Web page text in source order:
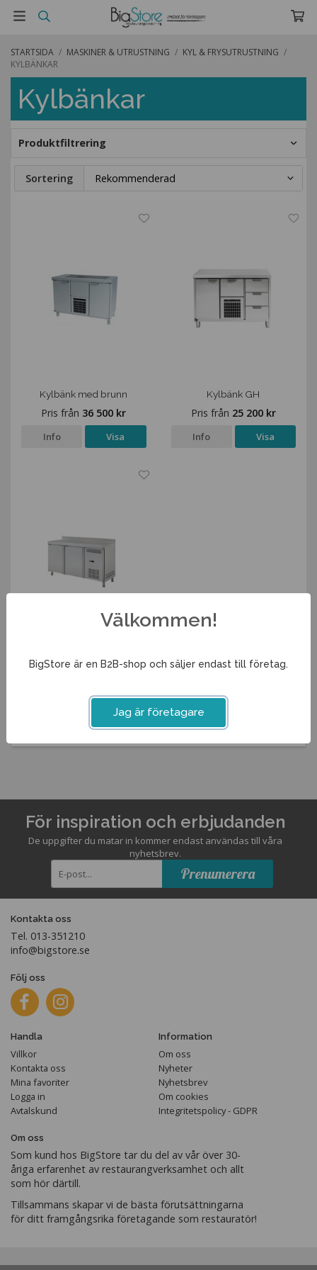
STARTSIDA / MASKINER & UTRUSTNING / KYL & FRYSUTRUSTNING /
KYLBÄNKAR
Kylbänkar
Produktfiltrering
Sortering
Kylbänk med brunn
Pris från 36 500 kr
Info Visa
Kylbänk GH
Pris från 25 200 kr
Info Visa
Pris från 25 100 kr
Visa
För inspiration och erbjudanden
De uppgifter du matar in kommer endast användas till våra
nyhetsbrev.
Prenumerera
Kontakta oss
Tel. 013-351210
info@bigstore.se
Följ oss
Handla
Villkor
Kontakta oss
Mina favoriter
Logga in
Avtalskund
Information
Om oss
Nyheter
Nyhetsbrev
Om cookies
Integritetspolicy - GDPR
Om oss
Som kund hos BigStore tar du del av vår över 30-
åriga erfarenhet av restaurangverksamhet och allt
som hör därtill.
Tillsammans skapar vi de bästa förutsättningarna
för ditt framgångsrika företagande som restauratör!
Välkommen!
BigStore är en B2B-shop och säljer endast till företag.
Jag är företagare